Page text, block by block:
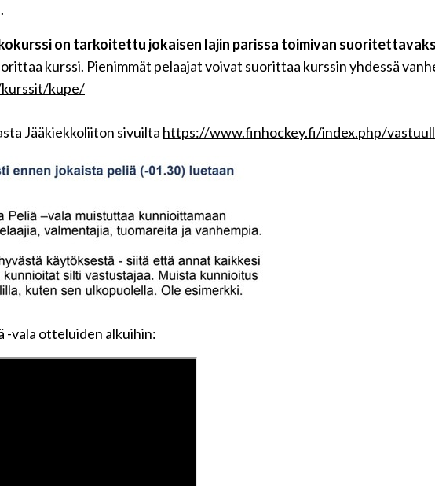
on tarkoitettu jokaisen lajin parissa toimivan
kurssi. Pienimmät pelaajat voivat suorittaa kurssin yhdessä
kupe/
Jääkiekkoliiton sivuilta https://www.finhockey.fi/index.php/
-vala otteluiden alkuihin: